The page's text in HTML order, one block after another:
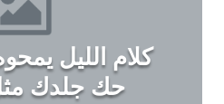
كلام الليل
حك جلدك